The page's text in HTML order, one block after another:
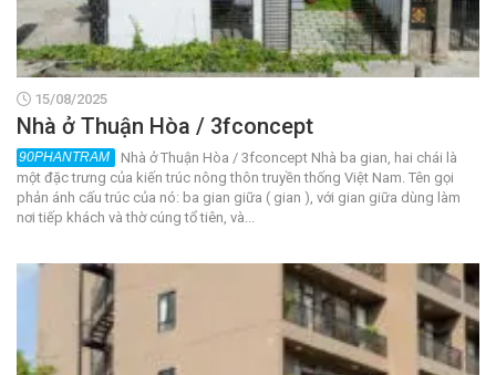
15/08/2025
Nhà ở Thuận Hòa / 3fconcept
Nhà ở Thuận Hòa / 3fconcept Nhà ba gian, hai chái là
một đặc trưng của kiến trúc nông thôn truyền thống Việt Nam. Tên gọi
phản ánh cấu trúc của nó: ba gian giữa ( gian ), với gian giữa dùng làm
nơi tiếp khách và thờ cúng tổ tiên, và...